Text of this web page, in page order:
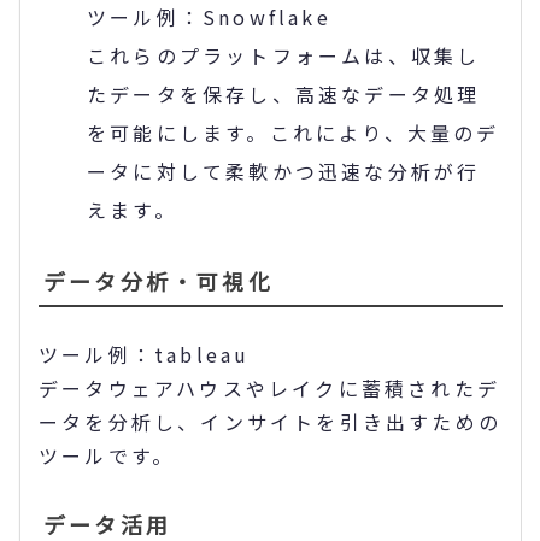
ツール例：Snowflake
これらのプラットフォームは、収集し
たデータを保存し、高速なデータ処理
を可能にします。これにより、大量のデ
ータに対して柔軟かつ迅速な分析が行
えます。
データ分析・可視化
ツール例：tableau
データウェアハウスやレイクに蓄積されたデ
ータを分析し、インサイトを引き出すための
ツールです。
データ活用